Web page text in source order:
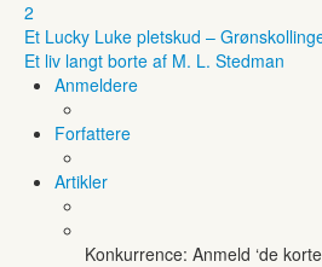
2
Et Lucky Luke pletskud –
Et liv langt borte af M. L. Stedman
Anmeldere
Forfattere
Artikler
Konkurrence: Anmeld ‘de